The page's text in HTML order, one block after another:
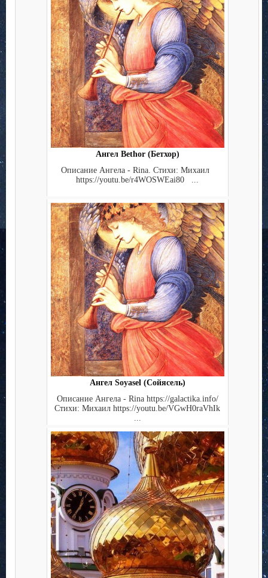
Ангел Bethor (Бетхор)
Описание Ангела - Rina. Стихи: Михаил
https://youtu.be/r4WOSWEai80 ...
Ангел Soyasel (Сойясель)
Описание Ангела - Rina https://galactika.info/
Стихи: Михаил https://youtu.be/VGwH0raVhIk